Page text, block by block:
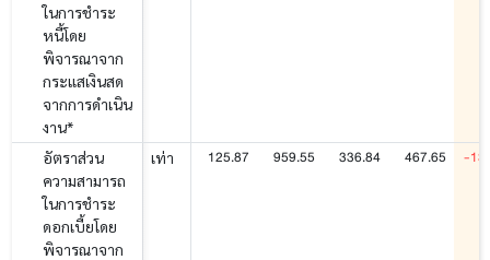
ในการชำระ
หนี้โดย
พิจารณาจาก
กระแสเงินสด
จากการดำเนิน
งาน*
อัตราส่วน
ความสามารถ
ในการชำระ
ดอกเบี้ยโดย
พิจารณาจาก
เท่า 125.87 959.55 336.84 467.65 -